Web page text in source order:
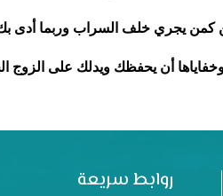
كمن يجري خلف السراب وربما أدى بك
أن يحفظك ويدلك على الزوج
روابط سريعة